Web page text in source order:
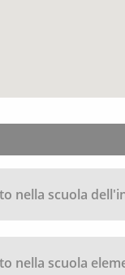
nella scuola
nella scuola